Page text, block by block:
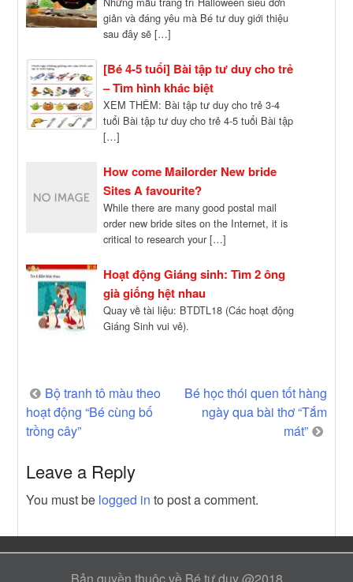
giản và đáng yêu mà Bé tư duy giới thiệu
sau đây sẽ […]
[Bé 4-5 tuổi] Bài tập tư duy cho trẻ
– Tìm hình khác biệt
XEM THÊM: Bài tập tư duy cho trẻ 3-4
tuổi Bài tập tư duy cho trẻ 4-5 tuổi Bài tập
[…]
How come Mailorder New bride
Sites A favourite?
While there are many good postal mail
order new bride sites on the Internet, it is
critical to research your […]
Hoạt động Giáng sinh: Tìm 2 ông
già giống hệt nhau
Quay về tài liệu: BTDTL18 (Các hoạt động
Giáng Sinh vui vẻ).
Post
navigation
Bộ tranh tô màu theo
hoạt động “Bé cùng bố
trồng cây”
Bé học thói quen tốt hàng
ngày qua bài thơ “Tắm
mát”
Leave a Reply
You must be logged in to post a comment.